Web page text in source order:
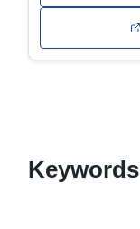
Keywords